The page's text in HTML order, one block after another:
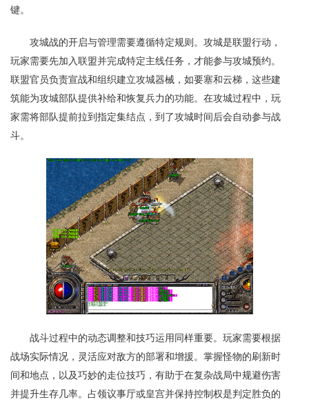
键。
攻城战的开启与管理需要遵循特定规则。攻城是联盟行动，
玩家需要先加入联盟并完成特定主线任务，才能参与攻城预约。
联盟官员负责宣战和组织建立攻城器械，如要塞和云梯，这些建
筑能为攻城部队提供补给和恢复兵力的功能。在攻城过程中，玩
家需将部队提前拉到指定集结点，到了攻城时间后会自动参与战
斗。
战斗过程中的动态调整和技巧运用同样重要。玩家需要根据
战场实际情况，灵活应对敌方的部署和增援。掌握怪物的刷新时
间和地点，以及巧妙的走位技巧，有助于在复杂战局中规避伤害
并提升生存几率。占领议事厅或皇宫并保持控制权是判定胜负的